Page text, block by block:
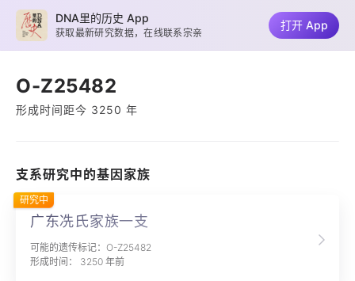
O-Z25482
形成时间距今 3250 年
支系研究中的基因家族
广东冼氏家族一支
可能的遗传标记：O-Z25482
形成时间： 3250 年前
研究中
DNA里的历史 App
获取最新研究数据，在线联系宗亲
打开 App